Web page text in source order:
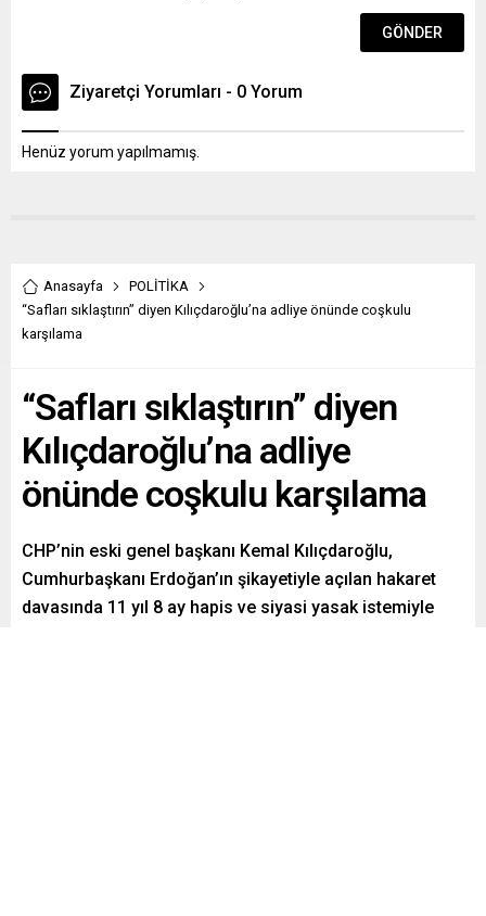
Ziyaretçi Yorumları - 0 Yorum
Henüz yorum yapılmamış.
Anasayfa
POLİTİKA
“Safları sıklaştırın” diyen Kılıçdaroğlu’na adliye önünde coşkulu
karşılama
“Safları sıklaştırın” diyen
Kılıçdaroğlu’na adliye
önünde coşkulu karşılama
CHP’nin eski genel başkanı Kemal Kılıçdaroğlu,
Cumhurbaşkanı Erdoğan’ın şikayetiyle açılan hakaret
davasında 11 yıl 8 ay hapis ve siyasi yasak istemiyle